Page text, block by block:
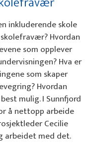
inkluderende skole
Hvordan
som opplever
Hva er
som skaper
Hvordan
mulig. I Sunnfjord
å nettopp arbeide
Cecilie
arbeidet med det.